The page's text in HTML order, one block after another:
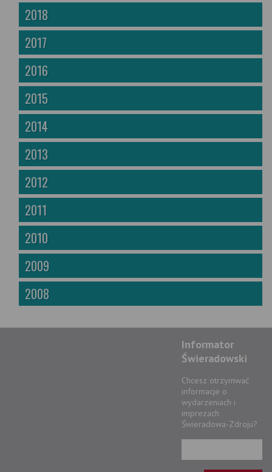
2018
2017
2016
2015
2014
2013
2012
2011
2010
2009
2008
Informator
Świeradowski
Chcesz otrzymwać
informacje o
wydarzeniach i
imprezach
Świeradowa-Zdroju?